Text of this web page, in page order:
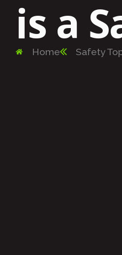
is a
Home Safety